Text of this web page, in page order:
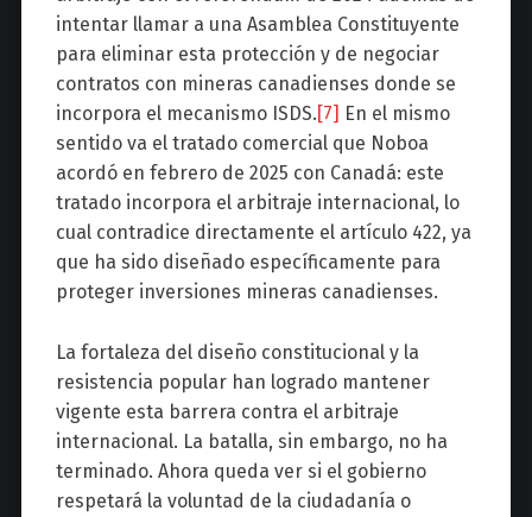
intentar llamar a una Asamblea Constituyente
para eliminar esta protección y de negociar
contratos con mineras canadienses donde se
incorpora el mecanismo ISDS.[7] En el mismo
sentido va el tratado comercial que Noboa
acordó en febrero de 2025 con Canadá: este
tratado incorpora el arbitraje internacional, lo
cual contradice directamente el artículo 422, ya
que ha sido diseñado específicamente para
proteger inversiones mineras canadienses.
La fortaleza del diseño constitucional y la
resistencia popular han logrado mantener
vigente esta barrera contra el arbitraje
internacional. La batalla, sin embargo, no ha
terminado. Ahora queda ver si el gobierno
respetará la voluntad de la ciudadanía o